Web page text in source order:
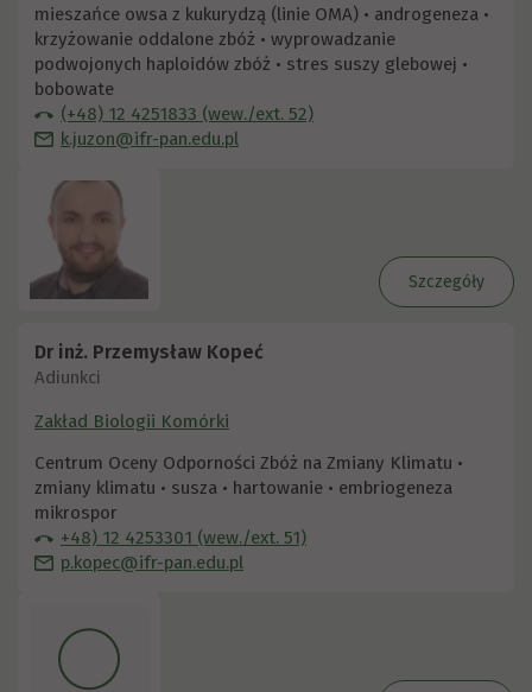
mieszańce owsa z kukurydzą (linie OMA) • androgeneza •
krzyżowanie oddalone zbóż • wyprowadzanie
podwojonych haploidów zbóż • stres suszy glebowej •
bobowate
(+48) 12 4251833 (wew./ext. 52)
k.juzon@ifr-pan.edu.pl
Dr inż. Przemysław Kopeć
Adiunkci
Zakład Biologii Komórki
Centrum Oceny Odporności Zbóż na Zmiany Klimatu •
zmiany klimatu • susza • hartowanie • embriogeneza
mikrospor
Szczegóły
+48) 12 4253301 (wew./ext. 51)
p.kopec@ifr-pan.edu.pl